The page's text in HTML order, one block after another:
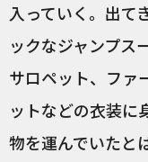
入っていく。出て
ックなジャンプス
サロペット、ファ
ットなどの衣装に
物を運んでいたと